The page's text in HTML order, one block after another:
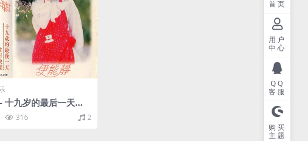
十九岁的最后一天（1
分轨/251M）
316 2
首页
用户
中心
QQ
客服
购买
主题